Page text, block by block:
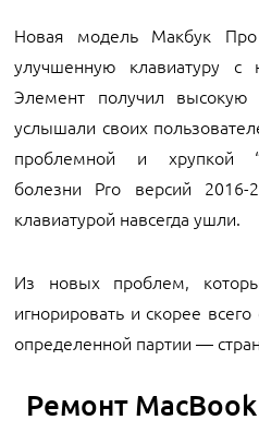
Новая модель Макбук
улучшенную клавиатуру
Элемент получил высокую
услышали своих
проблемной и хрупкой
болезни Pro версий 2016-
клавиатурой навсегда ушли.
Из новых проблем,
игнорировать и скорее
определенной партии —
Ремонт